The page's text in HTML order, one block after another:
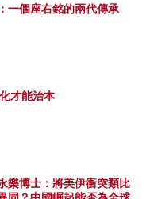
一個座右銘的兩代傳承
才能治本
樂博士：將美伊衝突類比